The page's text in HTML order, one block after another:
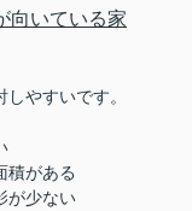
向いている家
やすいです。
積がある
が少ない